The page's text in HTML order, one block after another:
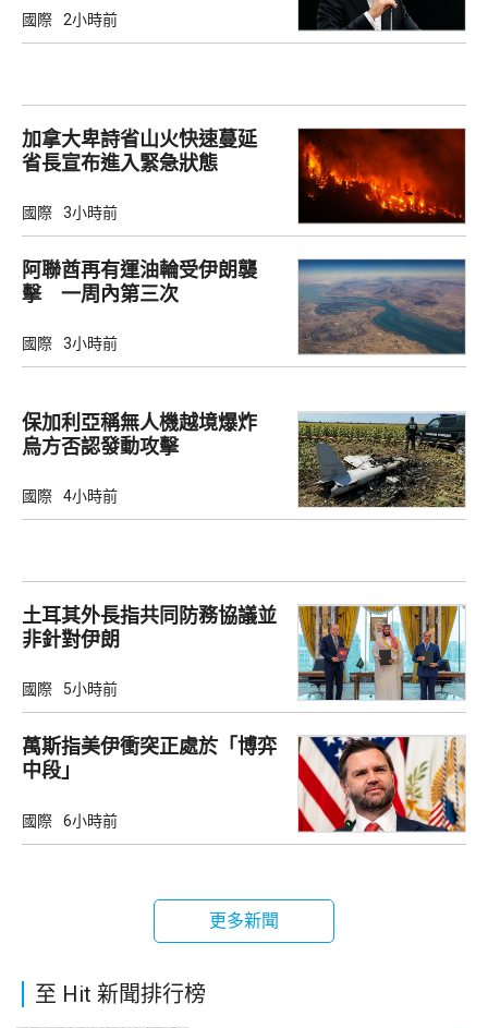
國際 2小時前
加拿大卑詩省山火快速蔓延
省長宣布進入緊急狀態
國際 3小時前
阿聯酋再有運油輪受伊朗襲
擊 一周內第三次
國際 3小時前
保加利亞稱無人機越境爆炸
烏方否認發動攻擊
國際 4小時前
土耳其外長指共同防務協議並
非針對伊朗
國際 5小時前
萬斯指美伊衝突正處於「博弈
中段」
國際 6小時前
更多新聞
至 Hit 新聞排行榜